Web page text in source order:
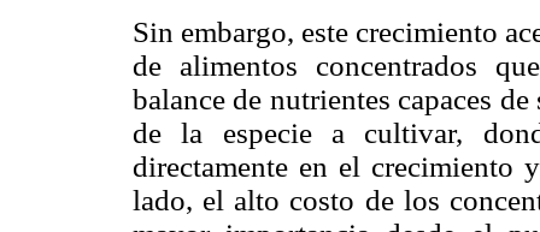
Sin embargo, este crecimiento
de alimentos concentrados
balance de nutrientes capaces
de la especie a cultivar,
directamente en el crecimiento
lado, el alto costo de los